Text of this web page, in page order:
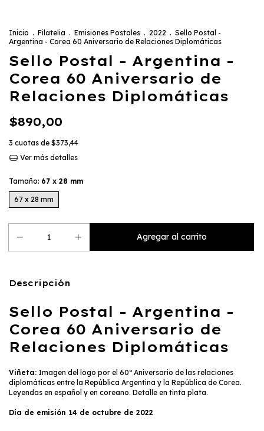
Inicio . Filatelia . Emisiones Postales . 2022 . Sello Postal -
Argentina - Corea 60 Aniversario de Relaciones Diplomáticas
Sello Postal - Argentina -
Corea 60 Aniversario de
Relaciones Diplomáticas
$890,00
3 cuotas de $373,44
Ver más detalles
Tamaño: 67 x 28 mm
67 x 28 mm
Descripción
Sello Postal - Argentina -
Corea 60 Aniversario de
Relaciones Diplomáticas
Viñeta: Imagen del logo por el 60º Aniversario de las relaciones
diplomáticas entre la República Argentina y la República de Corea.
Leyendas en español y en coreano. Detalle en tinta plata.
Día de emisión 14 de octubre de 2022